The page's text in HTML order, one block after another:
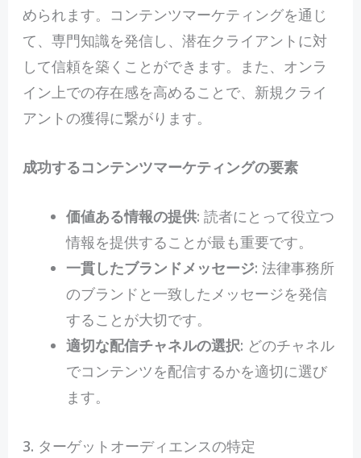
められます。コンテンツマーケティングを通じ
て、専門知識を発信し、潜在クライアントに対
して信頼を築くことができます。また、オンラ
イン上での存在感を高めることで、新規クライ
アントの獲得に繋がります。
成功するコンテンツマーケティングの要素
価値ある情報の提供: 読者にとって役立つ
情報を提供することが最も重要です。
一貫したブランドメッセージ: 法律事務所
のブランドと一致したメッセージを発信
することが大切です。
適切な配信チャネルの選択: どのチャネル
でコンテンツを配信するかを適切に選び
ます。
3. ターゲットオーディエンスの特定